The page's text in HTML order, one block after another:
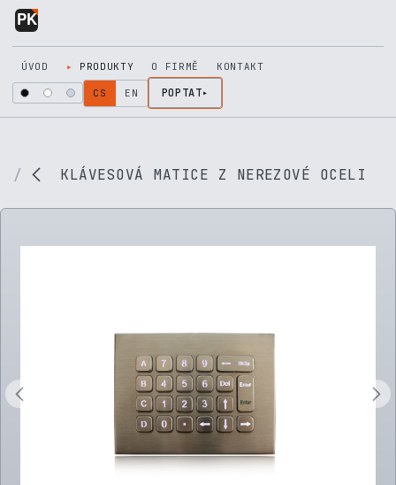
Přejít na obsah
ÚVOD PRODUKTY O FIRMĚ KONTAKT
CS EN POPTAT
KLÁVESOVÁ MATICE Z NEREZOVÉ OCELI